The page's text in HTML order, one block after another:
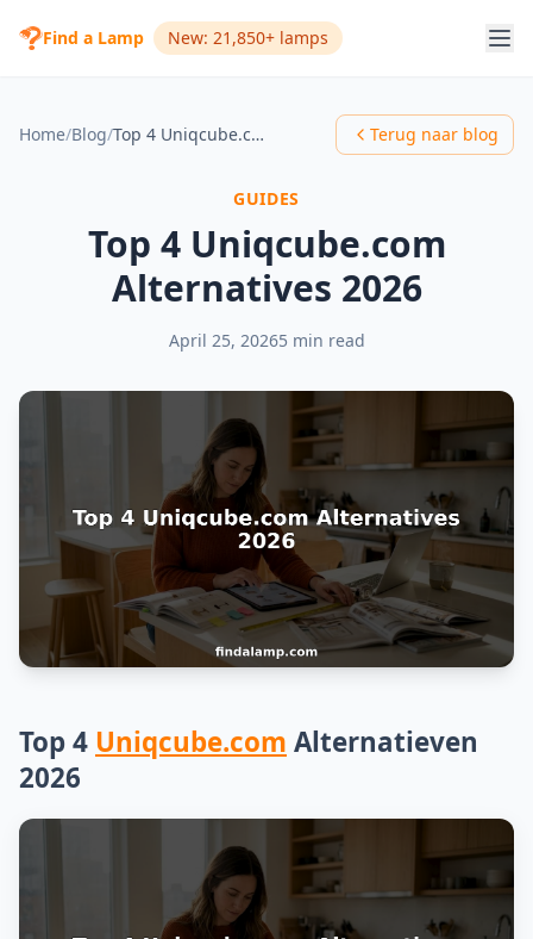
Find a Lamp New: 21,850+ lamps
Home/Blog/ Top 4 Uniqcube.com Alternatives 2026 Terug naar blog
GUIDES
Top 4 Uniqcube.com
Alternatives 2026
April 25, 20265 min read
Top 4 Uniqcube.com Alternatieven
2026